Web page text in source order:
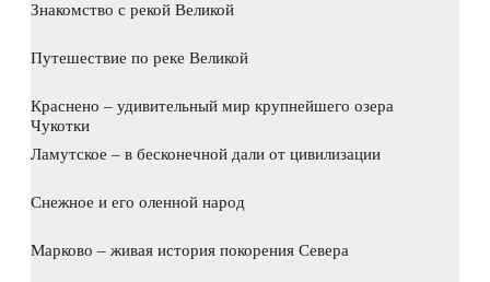
Знакомство с рекой Великой
Путешествие по реке Великой
Краснено – удивительный мир крупнейшего озера
Чукотки
Ламутское – в бесконечной дали от цивилизации
Снежное и его оленной народ
Марково – живая история покорения Севера